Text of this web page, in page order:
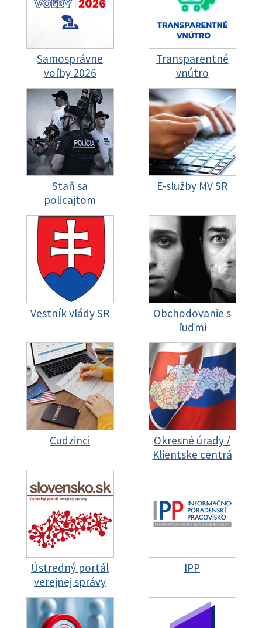
Samosprávne
voľby 2026
Transparentné
vnútro
Staň sa
policajtom
E-služby MV SR
Vestník vlády SR
Obchodovanie s
ľuďmi
Cudzinci
Okresné úrady /
Klientske centrá
Ústredný portál
verejnej správy
IPP